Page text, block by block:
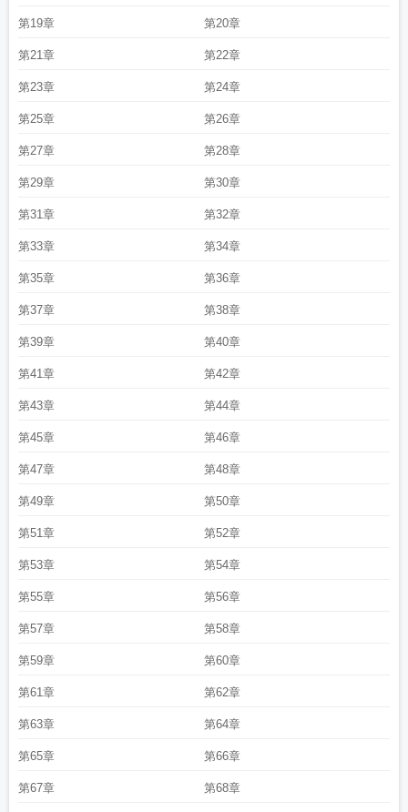
第19章 第20章
第21章 第22章
第23章 第24章
第25章 第26章
第27章 第28章
第29章 第30章
第31章 第32章
第33章 第34章
第35章 第36章
第37章 第38章
第39章 第40章
第41章 第42章
第43章 第44章
第45章 第46章
第47章 第48章
第49章 第50章
第51章 第52章
第53章 第54章
第55章 第56章
第57章 第58章
第59章 第60章
第61章 第62章
第63章 第64章
第65章 第66章
第67章 第68章